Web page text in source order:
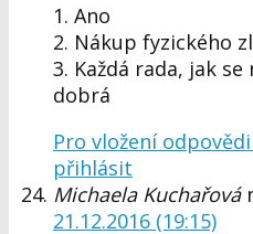
1. Ano
2. Nákup fyzického
3. Každá rada, jak
dobrá
Pro vložení
přihlásit
Michaela Kuchařová
21.12.2016 (19:15)